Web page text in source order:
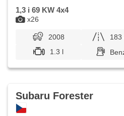
x26
1,3 i 69 KW 4x4
2008 183
1.3 l
Subaru Forester